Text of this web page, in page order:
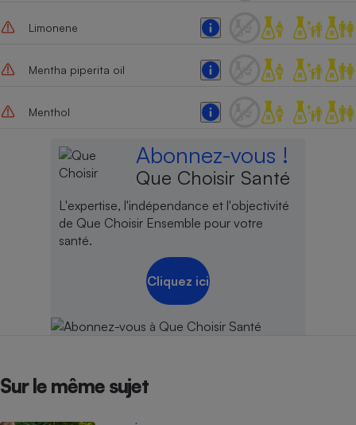
Limonene
Mentha piperita oil
Menthol
Abonnez-vous !
Que Choisir Santé
L'expertise, l'indépendance et l'objectivité
de Que Choisir Ensemble pour votre
santé.
Cliquez ici
Sur le même sujet
Robot ménager